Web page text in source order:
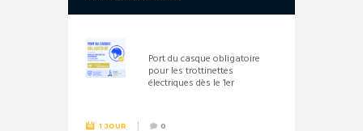
Port du casque obligatoire
pour les trottinettes
électriques dès le 1er
1 JOUR 0